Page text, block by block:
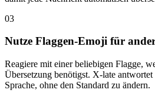
03
Nutze Flaggen-Emoji für
Reagiere mit einer beliebigen Flagge,
Übersetzung benötigst. X-late
Sprache, ohne den Standard zu ändern.